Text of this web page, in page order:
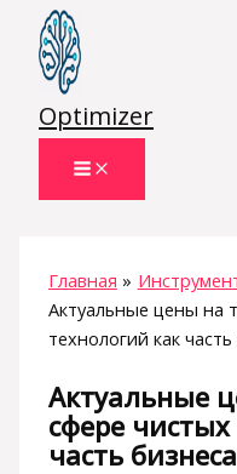
Перейти
содержимому
Optimizer
Главная
Актуальные цены на
технологий как
Актуальные
сфере
часть бизнеса